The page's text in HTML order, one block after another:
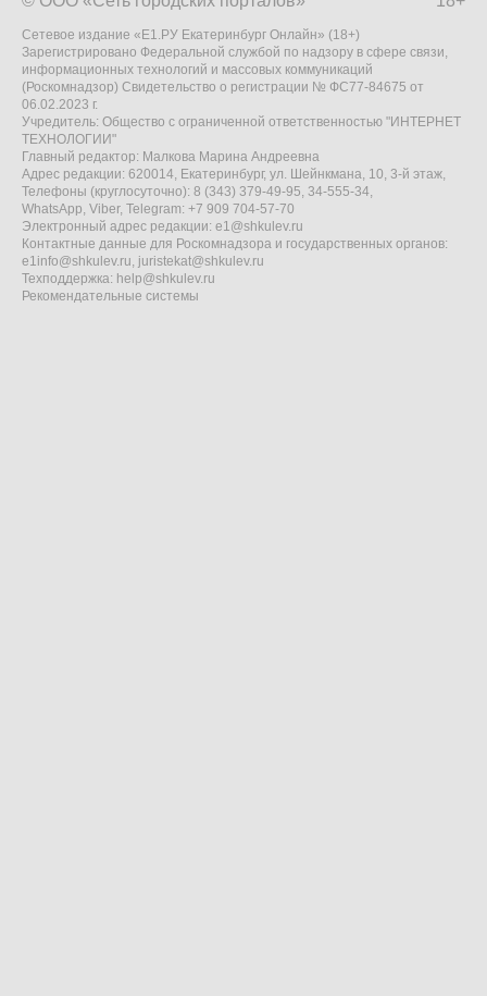
Сетевое издание «Е1.РУ Екатеринбург Онлайн» (18+)
Зарегистрировано Федеральной службой по надзору в сфере связи,
информационных технологий и массовых коммуникаций
(Роскомнадзор) Свидетельство о регистрации № ФС77-84675 от
06.02.2023 г.
Учредитель: Общество с ограниченной ответственностью "ИНТЕРНЕТ
ТЕХНОЛОГИИ"
Главный редактор: Малкова Марина Андреевна
Адрес редакции: 620014, Екатеринбург, ул. Шейнкмана, 10, 3-й этаж,
Телефоны (круглосуточно): 8 (343) 379-49-95, 34-555-34,
WhatsApp, Viber, Telegram: +7 909 704-57-70
Электронный адрес редакции: e1@shkulev.ru
Контактные данные для Роскомнадзора и государственных органов:
e1info@shkulev.ru, juristekat@shkulev.ru
Техподдержка: help@shkulev.ru
Рекомендательные системы